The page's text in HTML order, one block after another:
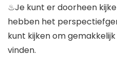
♨Je kunt er doorheen
hebben het
kunt kijken om
vinden.